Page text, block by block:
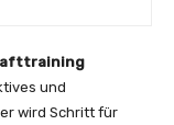
und
wird Schritt für